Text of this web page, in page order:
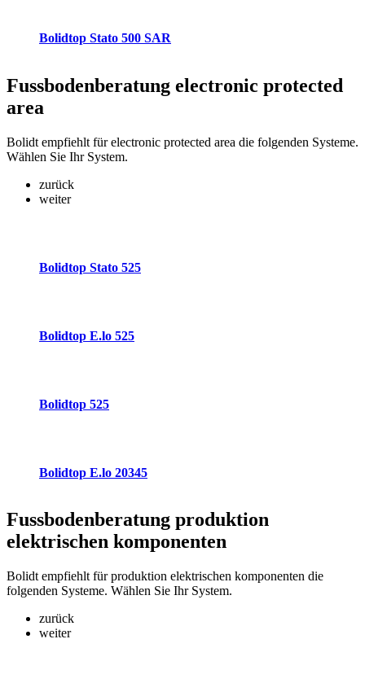
Bolidtop Stato 500 SAR
Fussbodenberatung electronic protected
area
Bolidt empfiehlt für electronic protected area die folgenden Systeme.
Wählen Sie Ihr System.
zurück
weiter
Bolidtop Stato 525
Bolidtop E.lo 525
Bolidtop 525
Bolidtop E.lo 20345
Fussbodenberatung produktion
elektrischen komponenten
Bolidt empfiehlt für produktion elektrischen komponenten die
folgenden Systeme. Wählen Sie Ihr System.
zurück
weiter